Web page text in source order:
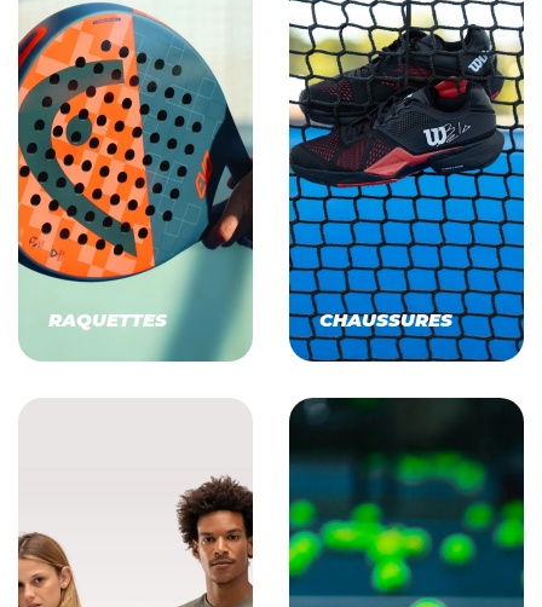
RAQUETTES CHAUSSURES